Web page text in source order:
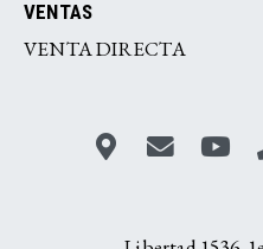
VENTAS
VENTA DIRECTA